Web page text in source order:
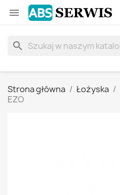

search
Strona główna Łożyska
EZO